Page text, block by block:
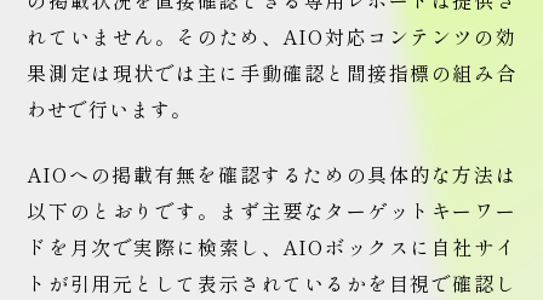
れていません。そのため、AIO対応コンテンツの効
果測定は現状では主に手動確認と間接指標の組み合
わせで行います。
AIOへの掲載有無を確認するための具体的な方法は
以下のとおりです。まず主要なターゲットキーワー
ドを月次で実際に検索し、AIOボックスに自社サイ
トが引用元として表示されているかを目視で確認し